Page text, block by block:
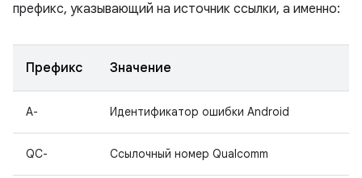
префикс, указывающий на источник ссылки, а именно:
Префикс Значение
A- Идентификатор ошибки Android
QC- Ссылочный номер Qualcomm